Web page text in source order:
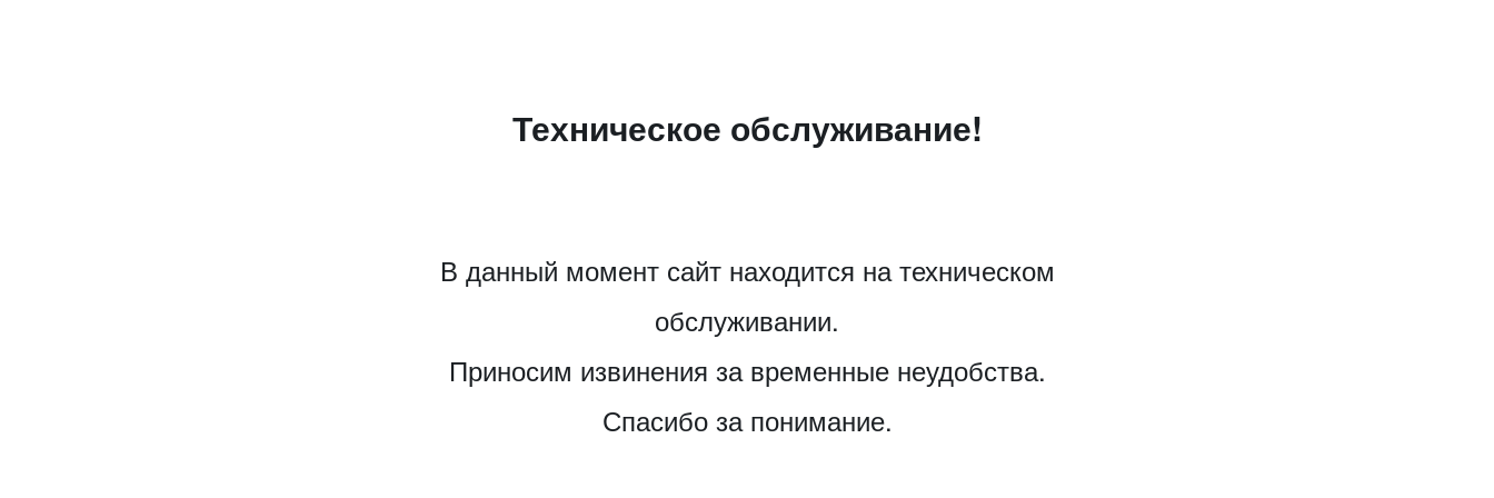
Техническое обслуживание!
В данный момент сайт находится на техническом
обслуживании.
Приносим извинения за временные неудобства.
Спасибо за понимание.